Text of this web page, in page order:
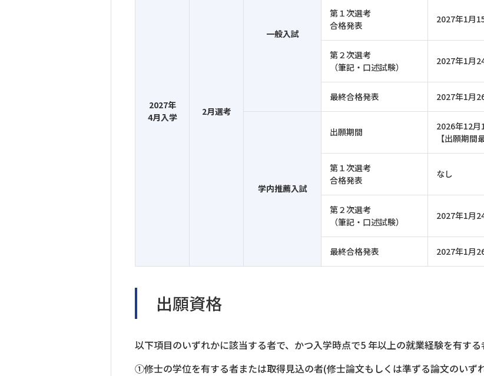
2027年
4月入学
2月選考
一般入試
第１次選考
合格発表
2027年1月
第２次選考
（筆記・口述試験）
2027年1月
最終合格発表 2027年1月
学内推薦入試
出願期間
2026年12月
【出願期間
第１次選考
合格発表
なし
第２次選考
（筆記・口述試験）
2027年1月
最終合格発表 2027年1月
出願資格
以下項目のいずれかに該当する者で、かつ入学時点で5 年以上の就業経験を有する
①修士の学位を有する者または取得見込の者(修士論文もしくは準ずる論文のいず